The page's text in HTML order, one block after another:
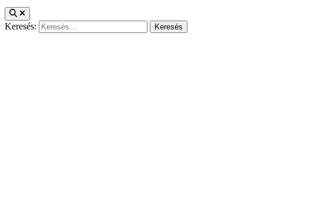
Keresés: